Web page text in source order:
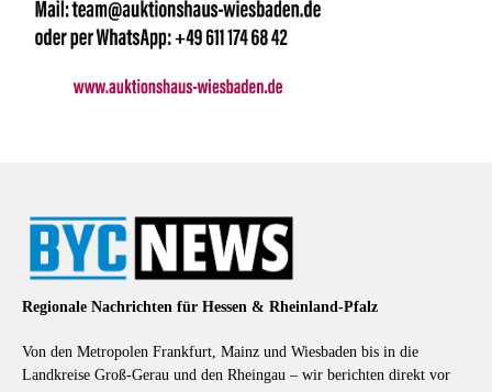
Regionale Nachrichten für Hessen & Rheinland-Pfalz
Von den Metropolen Frankfurt, Mainz und Wiesbaden bis in die
Landkreise Groß-Gerau und den Rheingau – wir berichten direkt vor